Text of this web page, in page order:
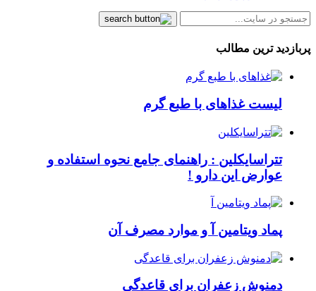
پربازدید ترین مطالب
لیست غذاهای با طبع گرم
تتراسایکلین : راهنمای جامع نحوه استفاده و
عوارض این دارو !
پماد ویتامین آ و موارد مصرف آن
دمنوش زعفران برای قاعدگی